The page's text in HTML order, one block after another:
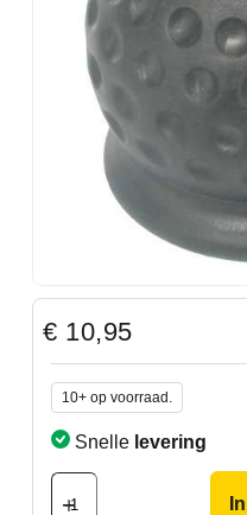
€ 10,95
10+ op voorraad.
Snelle levering